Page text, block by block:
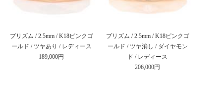
プリズム / 2.5mm / K18ピンクゴ
ールド / ツヤあり / レディース
189,000円
プリズム / 2.5mm / K18ピンクゴ
ールド / ツヤ消し / ダイヤモン
ド / レディース
206,000円